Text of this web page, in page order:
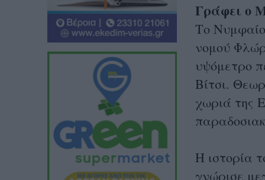
Γράφει ο
Το Νυμφαίο
νομού
υψόμετρο
Βίτσι.
χωριά της
Η ιστορία
γνώρισε